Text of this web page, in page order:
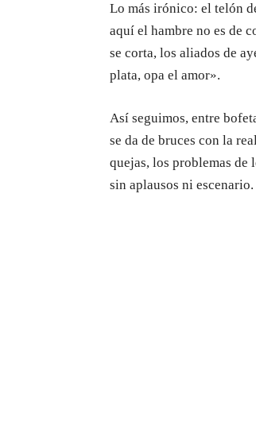
Lo más irónico: el telón
aquí el hambre no es de
se corta, los aliados de
plata, opa el amor».
Así seguimos, entre
se da de bruces con la
quejas, los problemas
sin aplausos ni escenario.